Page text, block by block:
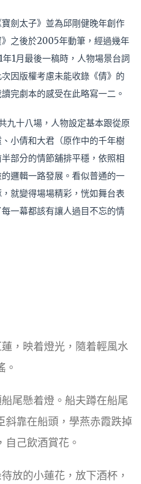
寶劍太子》並為邱剛健晚年創作
之後於2005年動筆，經過幾年
1月最後一稿時，人物場景台詞
因版權考慮未能收錄《倩》的
完劇本的感受在此略寫一二。
九十八場，人物設定基本跟從原
小倩和大君（原作中的千年樹
部分的情節舖排平穩，依照相
邏輯一路發展。看似普通的一
就變得場場精彩，恍如舞台表
一幕都該有讓人過目不忘的情
，映着燈光，隨着輕風水
。
尾懸着燈。船夫蹲在船尾
斜靠在船頭，學燕赤霞跌掉
己飲酒賞花。
放的小蓮花，放下酒杯，